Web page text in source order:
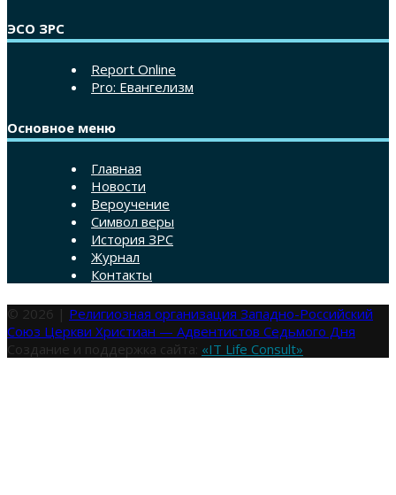
ЭСО ЗРС
Report Online
Pro: Евангелизм
Основное меню
Главная
Новости
Вероучение
Символ веры
История ЗРС
Журнал
Контакты
© 2026 | Религиозная организация Западно-Российский
Союз Церкви Христиан — Адвентистов Седьмого Дня
Создание и поддержка сайта: «IT Life Consult»